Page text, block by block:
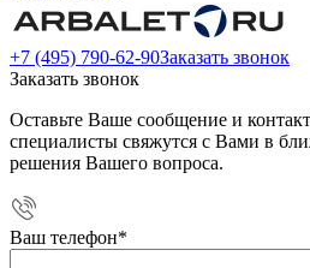
+7 (495) 790-62-90Заказать звонок
Заказать звонок
Оставьте Ваше сообщение и
специалисты свяжутся с Вами в
решения Вашего вопроса.
Ваш телефон*